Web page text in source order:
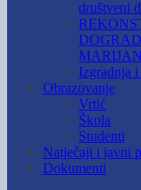
društveni
Izgradnja
Obrazovanje
Vrtić
Škola
Studenti
Natječaji i javni
Dokumenti